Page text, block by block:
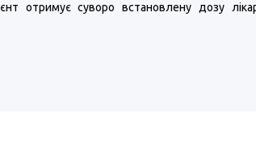
отримує суворо встановлену дозу